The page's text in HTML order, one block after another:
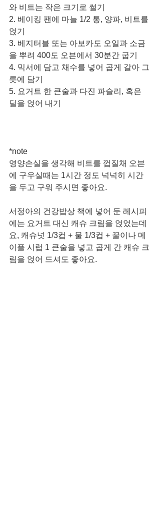
와 비트는 작은 크기로 썰기
2. 베이킹 팬에 마늘 1/2 통, 양파, 비트를
얹기
3. 베지터블 또는 아보카도 오일과 소금
을 뿌려 400도 오븐에서 30분간 굽기
4. 믹서에 담고 채수를 넣어 곱게 갈아 그
릇에 담기
5. 요거트 한 큰술과 다진 파슬리, 혹은
딜을 얹어 내기
*note
영양손실을 생각해 비트를 껍질채 오븐
에 구우실때는 1시간 정도 넉넉히 시간
을 두고 구워 주시면 좋아요.
서정아의 건강밥상 책에 넣어 둔 레시피
에는 요거트 대신 캐슈 크림을 얹었는데
요, 캐슈넛 1/3컵 + 물 1/3컵 + 꿀이나 메
이플 시럽 1 큰술을 넣고 곱게 간 캐슈 크
림을 얹어 드셔도 좋아요.